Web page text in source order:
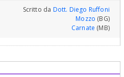
Scritto da Dott. Diego Ruffoni
Mozzo (BG)
Carnate (MB)